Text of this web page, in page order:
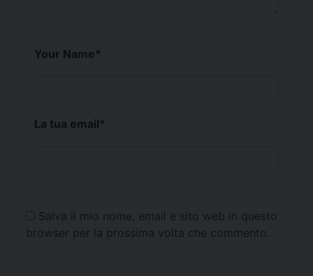
Your Name*
La tua email*
Salva il mio nome, email e sito web in questo
browser per la prossima volta che commento.